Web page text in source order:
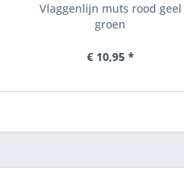
Vlaggenlijn muts rood geel
groen
€ 10,95 *